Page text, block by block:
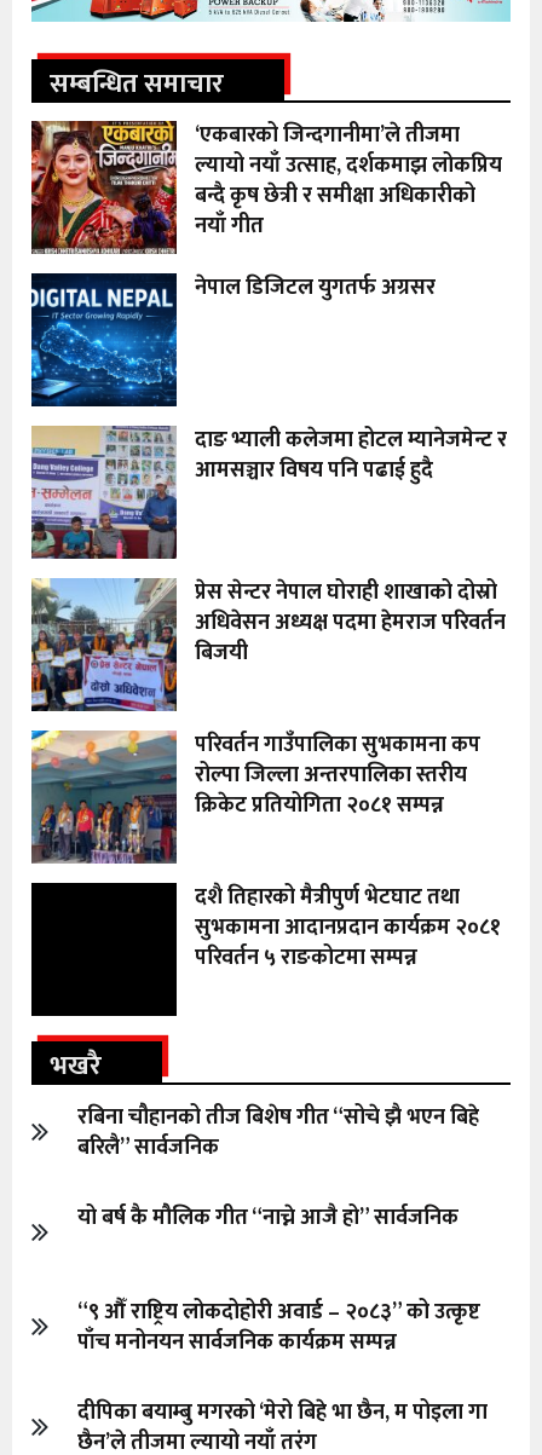
सम्बन्धित समाचार
‘एकबारको जिन्दगानीमा’ले तीजमा
ल्यायो नयाँ उत्साह, दर्शकमाझ लोकप्रिय
बन्दै कृष छेत्री र समीक्षा अधिकारीको
नयाँ गीत
नेपाल डिजिटल युगतर्फ अग्रसर
दाङ भ्याली कलेजमा होटल म्यानेजमेन्ट र
आमसञ्चार विषय पनि पढाई हुदै
प्रेस सेन्टर नेपाल घोराही शाखाको दोस्रो
अधिवेसन अध्यक्ष पदमा हेमराज परिवर्तन
बिजयी
परिवर्तन गाउँपालिका सुभकामना कप
रोल्पा जिल्ला अन्तरपालिका स्तरीय
क्रिकेट प्रतियोगिता २०८१ सम्पन्न
दशै तिहारको मैत्रीपुर्ण भेटघाट तथा
सुभकामना आदानप्रदान कार्यक्रम २०८१
परिवर्तन ५ राङकोटमा सम्पन्न
भखरै
रबिना चौहानको तीज बिशेष गीत “सोचे झै भएन बिहे
बरिलै” सार्वजनिक
यो बर्ष कै मौलिक गीत “नाच्ने आजै हो” सार्वजनिक
“९ औँ राष्ट्रिय लोकदोहोरी अवार्ड – २०८३” को उत्कृष्ट
पाँच मनोनयन सार्वजनिक कार्यक्रम सम्पन्न
दीपिका बयाम्बु मगरको ‘मेरो बिहे भा छैन, म पोइला गा
छैन’ले तीजमा ल्यायो नयाँ तरंग